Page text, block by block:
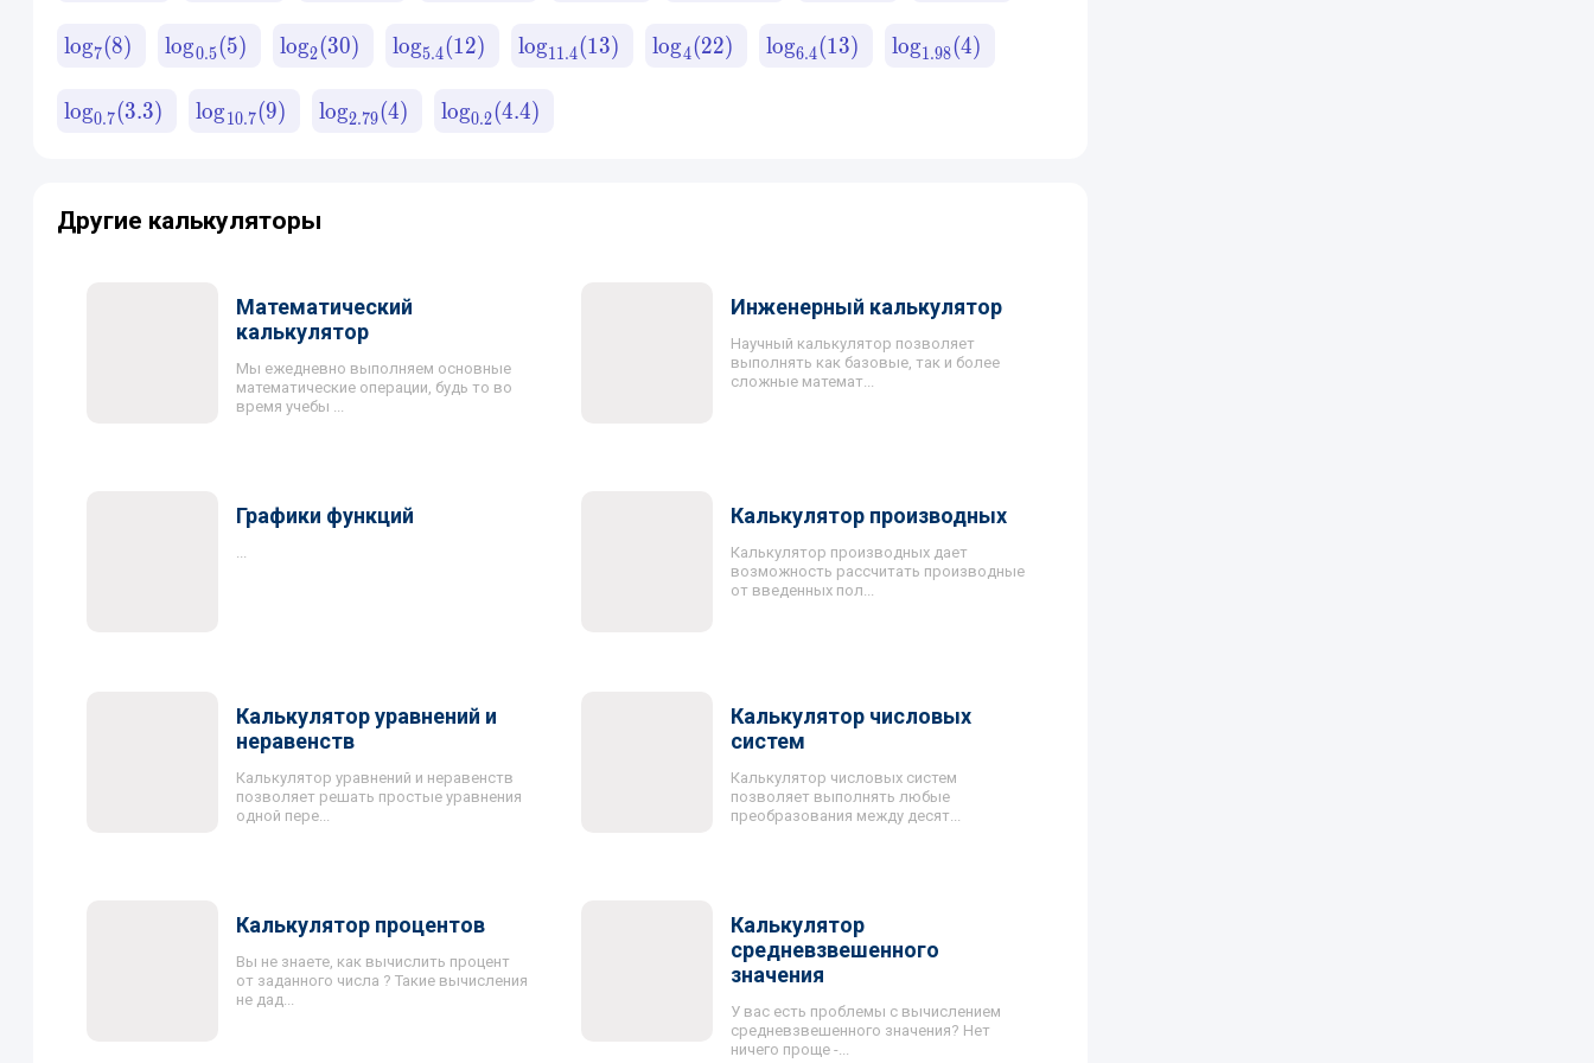
log7(8) log0.5(5) log2(30) log5.4(12) log11.4(13) log4(22) log6.4(13) log1.98(4)
log0.7(3.3) log10.7(9) log2.79(4) log0.2(4.4)
Другие калькуляторы
Математический
калькулятор
Мы ежедневно выполняем основные
математические операции, будь то во
время учебы ...
Инженерный калькулятор
Научный калькулятор позволяет
выполнять как базовые, так и более
сложные математ...
Графики функций
...
Калькулятор производных
Калькулятор производных дает
возможность рассчитать производные
от введенных пол...
Калькулятор уравнений и
неравенств
Калькулятор уравнений и неравенств
позволяет решать простые уравнения
одной пере...
Калькулятор числовых
систем
Калькулятор числовых систем
позволяет выполнять любые
преобразования между десят...
Калькулятор процентов
Вы не знаете, как вычислить процент
от заданного числа ? Такие вычисления
не дад...
Калькулятор
средневзвешенного
значения
У вас есть проблемы с вычислением
средневзвешенного значения? Нет
ничего проще -...